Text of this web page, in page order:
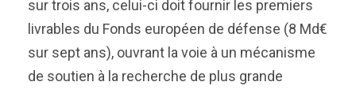
sur trois ans, celui-ci doit fournir les premiers
livrables du Fonds européen de défense (8 Md€
sur sept ans), ouvrant la voie à un mécanisme
de soutien à la recherche de plus grande